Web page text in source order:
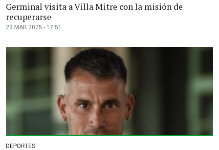
Germinal visita a Villa Mitre con la misión de
recuperarse
23 MAR 2025 - 17:51
DEPORTES